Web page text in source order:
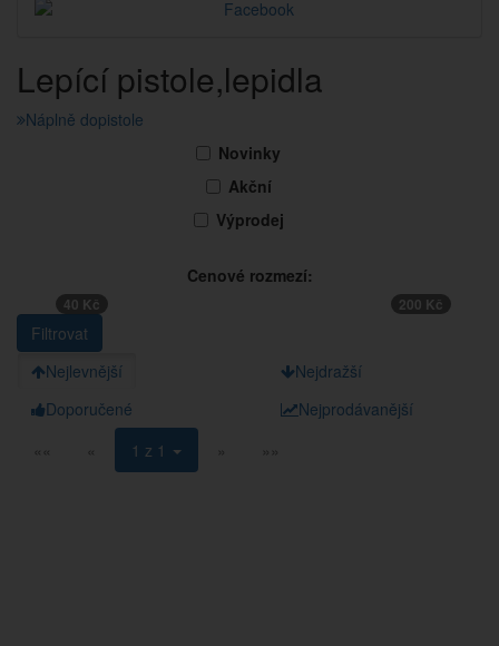
Lepící pistole,lepidla
Náplně dopistole
Novinky
Akční
Výprodej
Cenové rozmezí:
40 Kč 200 Kč
Nejlevnější
Nejdražší
Doporučené
Nejprodávanější
««
« 1 z 1 » »»